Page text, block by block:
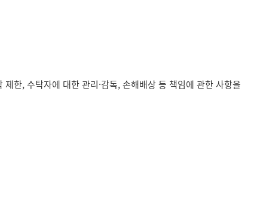
한, 수탁자에 대한 관리·감독, 손해배상 등 책임에 관한 사항을